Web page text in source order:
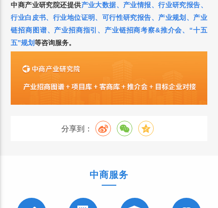
中商产业研究院还提供产业大数据、 产业情报、行业研究报告、
行业白皮书、 行业地位证明、 可行性研究报告、 产业规划 、 产业
链招商图谱、 产业招商指引 、 产业链招商考察&推介会、 “十五
五”规划等咨询服务。
分享到：
中商服务